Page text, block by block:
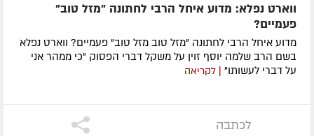
ווארט נפלא: מדוע איחל הרבי לחתונה "מזל טוב"
פעמיים?
מדוע איחל הרבי לחתונה "מזל טוב מזל טוב" פעמיים? ווארט נפלא
בשם הרב שלמה יוסף זוין על משקל דברי הפסוק "כי ממהר אני
על דברי לעשותו"
| לקריאה
לכתבה